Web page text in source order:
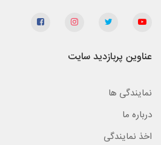
عناوین پربازدید سایت
نمایندگی ها
درباره ما
اخذ نمایندگی